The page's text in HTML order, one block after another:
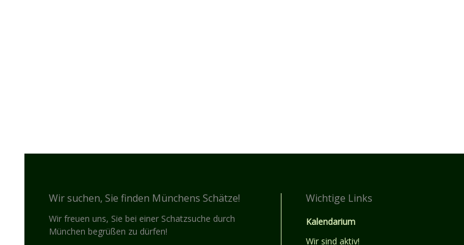
Wir suchen, Sie finden Münchens Schätze!
Wir freuen uns, Sie bei einer Schatzsuche durch
München begrüßen zu dürfen!
Wichtige Links
Kalendarium
Wir sind aktiv!